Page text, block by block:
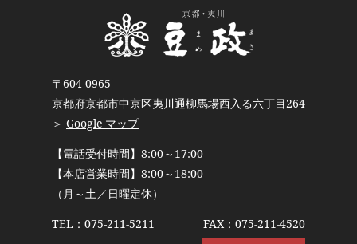
〒604-0965
京都府京都市中京区夷川通柳馬場西入る六丁目264
＞ Google マップ
【電話受付時間】8:00～17:00
【本店営業時間】8:00～18:00
（月～土／日曜定休）
TEL： 075-211-5211
FAX：075-211-4520